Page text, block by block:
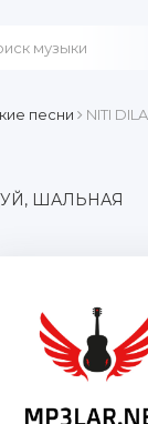
песни NITI
ШАЛЬНАЯ